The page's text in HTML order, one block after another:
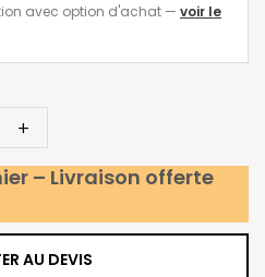
avec option d'achat — voir le
+
– Livraison offerte
AU DEVIS